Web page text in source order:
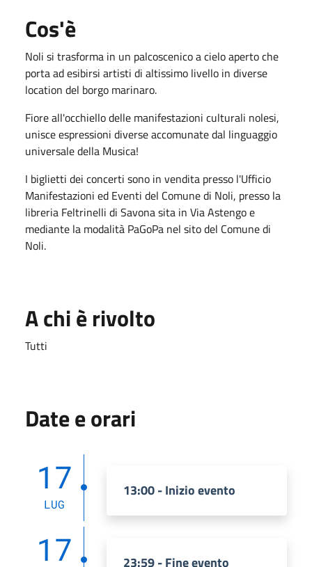
Cos'è
Noli si trasforma in un palcoscenico a cielo aperto che
porta ad esibirsi artisti di altissimo livello in diverse
location del borgo marinaro.
Fiore all'occhiello delle manifestazioni culturali nolesi,
unisce espressioni diverse accomunate dal linguaggio
universale della Musica!
I biglietti dei concerti sono in vendita presso l'Ufficio
Manifestazioni ed Eventi del Comune di Noli, presso la
libreria Feltrinelli di Savona sita in Via Astengo e
mediante la modalità PaGoPa nel sito del Comune di
Noli.
A chi è rivolto
Tutti
Date e orari
17
LUG
13:00 - Inizio evento
17 23:59 - Fine evento